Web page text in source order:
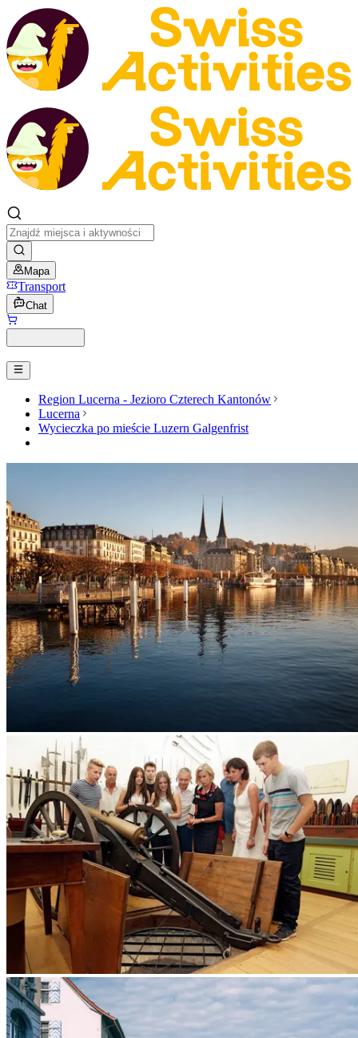
Mapa
Transport
Chat
Region Lucerna - Jezioro Czterech Kantonów
Lucerna
Wycieczka po mieście Luzern Galgenfrist